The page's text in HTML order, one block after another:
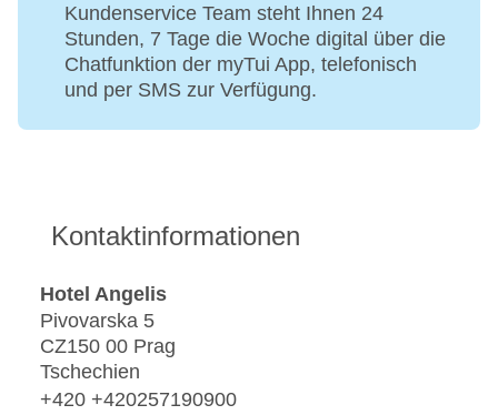
Kundenservice Team steht Ihnen 24
Stunden, 7 Tage die Woche digital über die
Chatfunktion der myTui App, telefonisch
und per SMS zur Verfügung.
Kontaktinformationen
Hotel Angelis
Pivovarska 5
CZ150 00 Prag
Tschechien
+420 +420257190900